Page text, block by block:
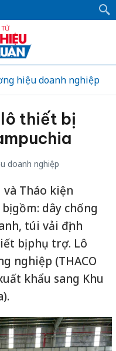
hiệu doanh nghiệp
lô thiết bị
doanh nghiệp
Tháo kiện
gồm: dây chống
túi vải định
bị phụ trợ. Lô
nghiệp (THACO
khẩu sang Khu